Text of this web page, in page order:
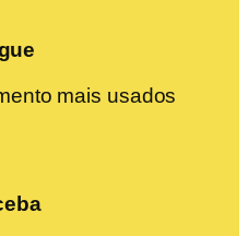
mais usados